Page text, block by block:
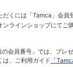
くには「Tamca」会員
ンラインショップにてご
会員番号」では、プレ
は、ご利⽤ガイド 「